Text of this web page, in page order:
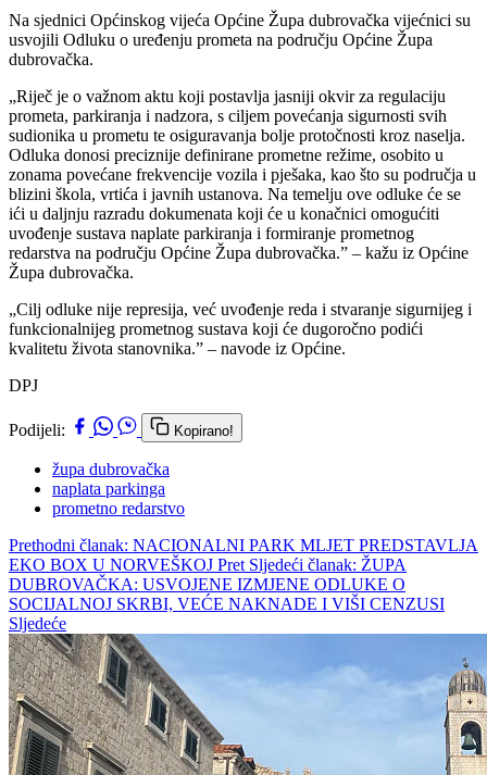
Na sjednici Općinskog vijeća Općine Župa dubrovačka vijećnici su
usvojili Odluku o uređenju prometa na području Općine Župa
dubrovačka.
„Riječ je o važnom aktu koji postavlja jasniji okvir za regulaciju
prometa, parkiranja i nadzora, s ciljem povećanja sigurnosti svih
sudionika u prometu te osiguravanja bolje protočnosti kroz naselja.
Odluka donosi preciznije definirane prometne režime, osobito u
zonama povećane frekvencije vozila i pješaka, kao što su područja u
blizini škola, vrtića i javnih ustanova. Na temelju ove odluke će se
ići u daljnju razradu dokumenata koji će u konačnici omogućiti
uvođenje sustava naplate parkiranja i formiranje prometnog
redarstva na području Općine Župa dubrovačka.” – kažu iz Općine
Župa dubrovačka.
„Cilj odluke nije represija, već uvođenje reda i stvaranje sigurnijeg i
funkcionalnijeg prometnog sustava koji će dugoročno podići
kvalitetu života stanovnika.” – navode iz Općine.
DPJ
Podijeli: Kopirano!
župa dubrovačka
naplata parkinga
prometno redarstvo
Prethodni članak: NACIONALNI PARK MLJET PREDSTAVLJA
EKO BOX U NORVEŠKOJ Pret Sljedeći članak: ŽUPA
DUBROVAČKA: USVOJENE IZMJENE ODLUKE O
SOCIJALNOJ SKRBI, VEĆE NAKNADE I VIŠI CENZUSI
Sljedeće